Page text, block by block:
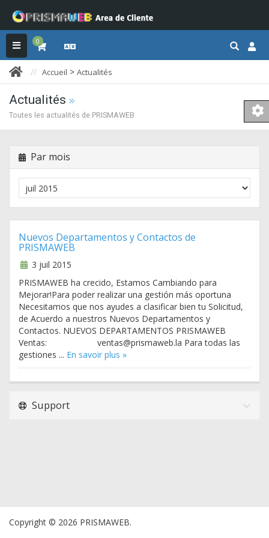
0
Accueil > Actualités
Actualités
Toutes les actualités de PRISMAWEB
Par mois
Nuevos Departamentos y Contactos de
PRISMAWEB
3 juil 2015
PRISMAWEB ha crecido, Estamos Cambiando para
Mejorar!Para poder realizar una gestión más oportuna
Necesitamos que nos ayudes a clasificar bien tu Solicitud,
de Acuerdo a nuestros Nuevos Departamentos y
Contactos. NUEVOS DEPARTAMENTOS PRISMAWEB
Ventas: ventas@prismaweb.la Para todas las
gestiones ... En savoir plus »
Support
Copyright © 2026 PRISMAWEB.